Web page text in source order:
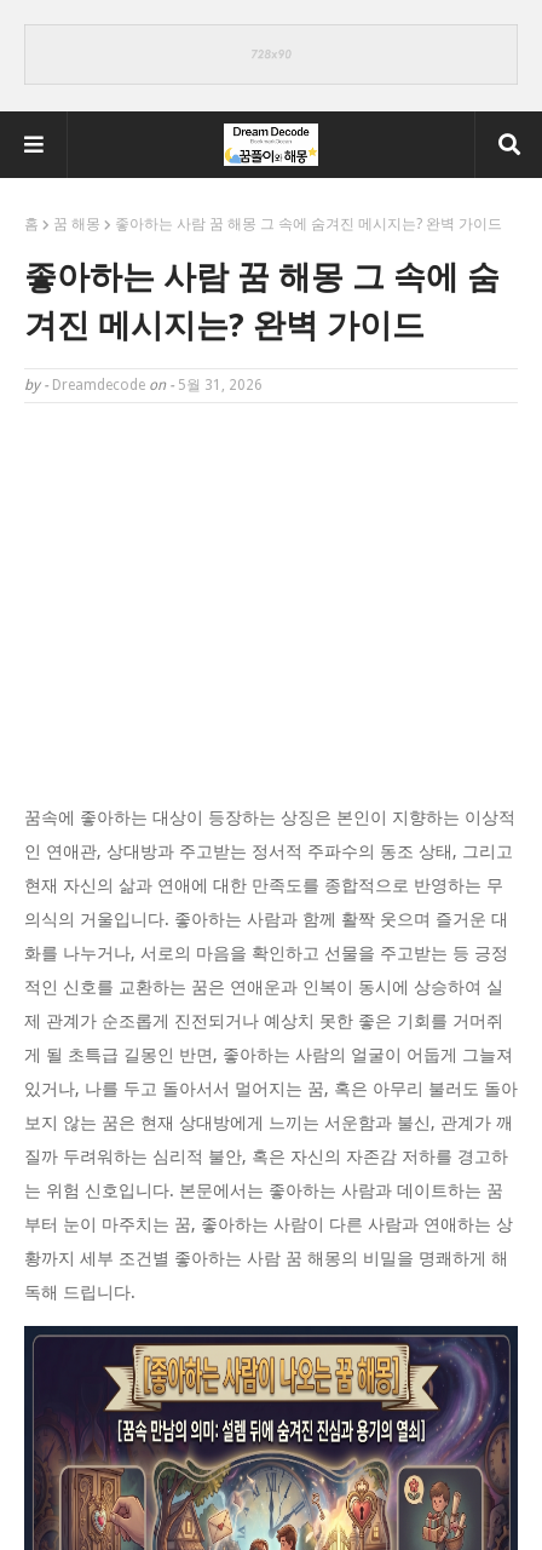
홈 꿈 해몽 좋아하는 사람 꿈 해몽 그 속에 숨겨진 메시지는? 완벽 가이드
좋아하는 사람 꿈 해몽 그 속에 숨
겨진 메시지는? 완벽 가이드
by - Dreamdecode on - 5월 31, 2026
꿈속에 좋아하는 대상이 등장하는 상징은 본인이 지향하는 이상적
인 연애관, 상대방과 주고받는 정서적 주파수의 동조 상태, 그리고
현재 자신의 삶과 연애에 대한 만족도를 종합적으로 반영하는 무
의식의 거울입니다. 좋아하는 사람과 함께 활짝 웃으며 즐거운 대
화를 나누거나, 서로의 마음을 확인하고 선물을 주고받는 등 긍정
적인 신호를 교환하는 꿈은 연애운과 인복이 동시에 상승하여 실
제 관계가 순조롭게 진전되거나 예상치 못한 좋은 기회를 거머쥐
게 될 초특급 길몽인 반면, 좋아하는 사람의 얼굴이 어둡게 그늘져
있거나, 나를 두고 돌아서서 멀어지는 꿈, 혹은 아무리 불러도 돌아
보지 않는 꿈은 현재 상대방에게 느끼는 서운함과 불신, 관계가 깨
질까 두려워하는 심리적 불안, 혹은 자신의 자존감 저하를 경고하
는 위험 신호입니다. 본문에서는 좋아하는 사람과 데이트하는 꿈
부터 눈이 마주치는 꿈, 좋아하는 사람이 다른 사람과 연애하는 상
황까지 세부 조건별 좋아하는 사람 꿈 해몽의 비밀을 명쾌하게 해
독해 드립니다.